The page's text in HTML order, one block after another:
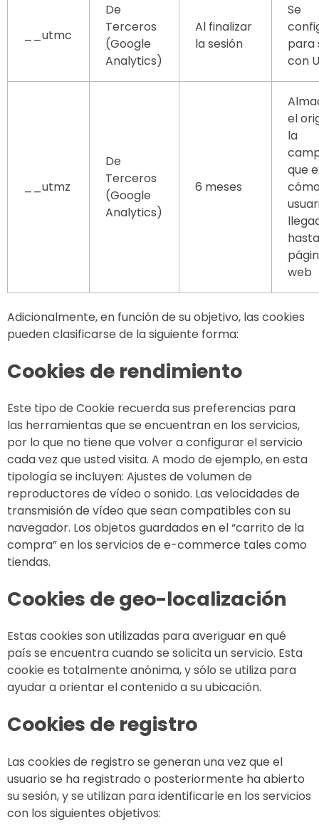
__utmc
De
Terceros
(Google
Analytics)
Al finalizar
la sesión
Se
para
con
__utmz
De
Terceros
(Google
Analytics)
6 meses
el
la
que
web
Adicionalmente, en función de su objetivo, las cookies
pueden clasificarse de la siguiente forma:
Cookies de rendimiento
Este tipo de Cookie recuerda sus preferencias para
las herramientas que se encuentran en los servicios,
por lo que no tiene que volver a configurar el servicio
cada vez que usted visita. A modo de ejemplo, en esta
tipología se incluyen: Ajustes de volumen de
reproductores de vídeo o sonido. Las velocidades de
transmisión de vídeo que sean compatibles con su
navegador. Los objetos guardados en el “carrito de la
compra” en los servicios de e-commerce tales como
tiendas.
Cookies de geo-localización
Estas cookies son utilizadas para averiguar en qué
país se encuentra cuando se solicita un servicio. Esta
cookie es totalmente anónima, y sólo se utiliza para
ayudar a orientar el contenido a su ubicación.
Cookies de registro
Las cookies de registro se generan una vez que el
usuario se ha registrado o posteriormente ha abierto
su sesión, y se utilizan para identificarle en los servicios
con los siguientes objetivos: